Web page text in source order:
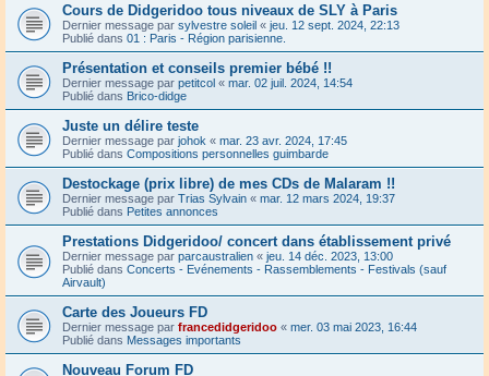
Cours de Didgeridoo tous niveaux de SLY à Paris
Dernier message par sylvestre soleil « jeu. 12 sept. 2024, 22:13
Publié dans 01 : Paris - Région parisienne.
Présentation et conseils premier bébé !!
Dernier message par petitcol « mar. 02 juil. 2024, 14:54
Publié dans Brico-didge
Juste un délire teste
Dernier message par johok « mar. 23 avr. 2024, 17:45
Publié dans Compositions personnelles guimbarde
Destockage (prix libre) de mes CDs de Malaram !!
Dernier message par Trias Sylvain « mar. 12 mars 2024, 19:37
Publié dans Petites annonces
Prestations Didgeridoo/ concert dans établissement privé
Dernier message par parcaustralien « jeu. 14 déc. 2023, 13:00
Publié dans Concerts - Evénements - Rassemblements - Festivals (sauf
Airvault)
Carte des Joueurs FD
Dernier message par francedidgeridoo « mer. 03 mai 2023, 16:44
Publié dans Messages importants
Nouveau Forum FD